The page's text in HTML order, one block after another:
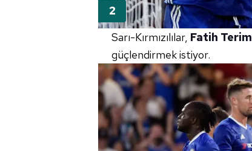
Sarı-Kırmızılılar, Fatih Terim
güçlendirmek istiyor.